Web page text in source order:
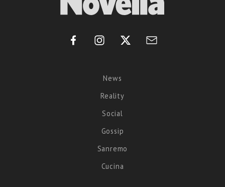
News
Reality
Social
Gossip
Sanremo
Cucina